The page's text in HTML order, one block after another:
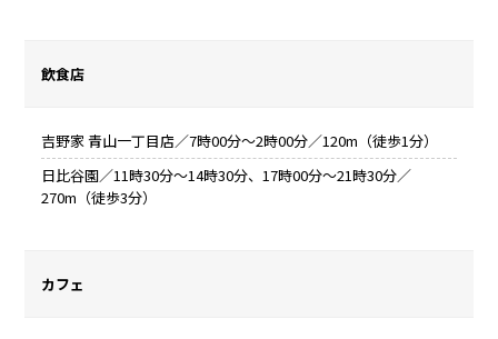
飲食店
吉野家 青山一丁目店／7時00分～2時00分／120m（徒歩1分）
日比谷園／11時30分～14時30分、17時00分～21時30分／
270m（徒歩3分）
カフェ